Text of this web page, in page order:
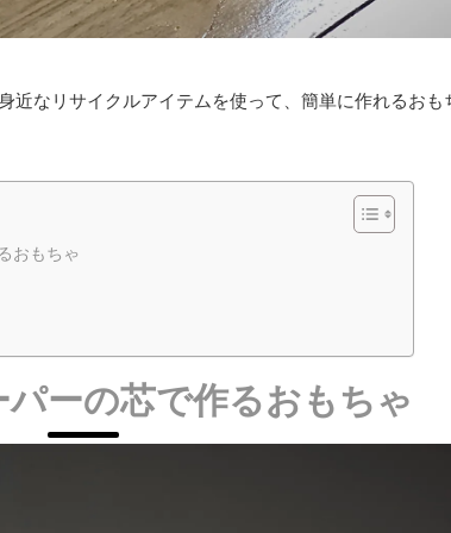
近なリサイクルアイテムを使って、簡単に作れるおも
おもちゃ
パーの芯で作るおもちゃ